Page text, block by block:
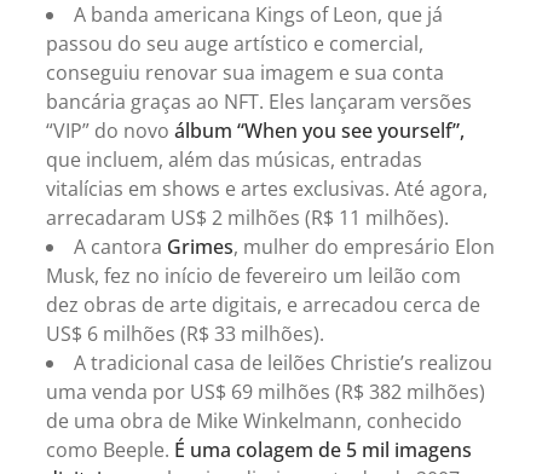
A banda americana Kings of Leon, que já
passou do seu auge artístico e comercial,
conseguiu renovar sua imagem e sua conta
bancária graças ao NFT. Eles lançaram versões
“VIP” do novoálbum “When you see yourself”,
que incluem, além das músicas, entradas
vitalícias em shows e artes exclusivas. Até agora,
arrecadaram US$ 2 milhões (R$ 11 milhões).
A cantora Grimes, mulher do empresário Elon
Musk, fez no início de fevereiro um leilão com
dez obras de arte digitais, e arrecadou cerca de
US$ 6 milhões (R$ 33 milhões).
A tradicional casa de leilões Christie’s realizou
uma venda por US$ 69 milhões (R$ 382 milhões)
de uma obra de Mike Winkelmann, conhecido
como Beeple. É uma colagem de 5 mil imagens